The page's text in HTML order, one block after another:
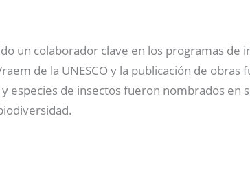
un colaborador clave en los programas
de la UNESCO y la publicación de
de insectos fueron nombrados en